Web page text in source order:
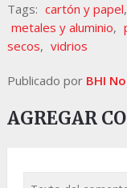
Tags: cartón y papel,
metales y aluminio,
secos, vidrios
Publicado por BHI
AGREGAR